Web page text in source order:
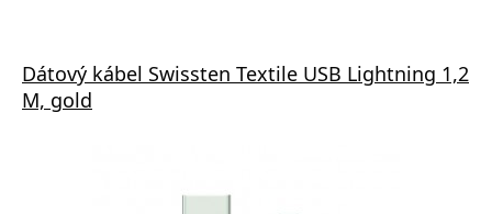
Dátový kábel Swissten Textile USB Lightning 1,2
M, gold